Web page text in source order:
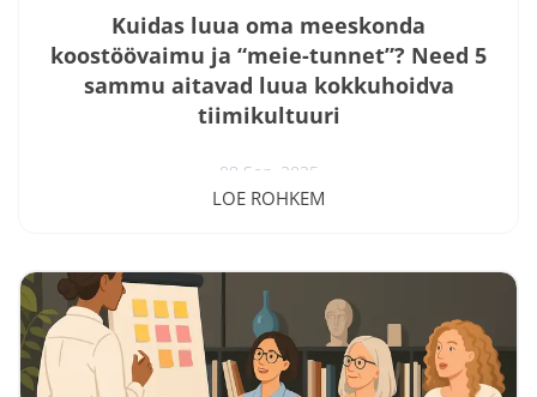
Kuidas luua oma meeskonda
koostöövaimu ja “meie-tunnet”? Need 5
sammu aitavad luua kokkuhoidva
tiimikultuuri
08 Sep, 2025
praegusel töökohal jätkavad? Ometi tunnistab vaid iga
neljas juht, et tal on selge plaan, kuidas meeskonna
ühtekuuluvustunnet teadlikult arendada. See lõhe
teadmise ja tegemise vahel on midagi, mida näen oma
koolitustel pidevalt. Juhid teavad, et tugev “meie-
LOE ROHKEM